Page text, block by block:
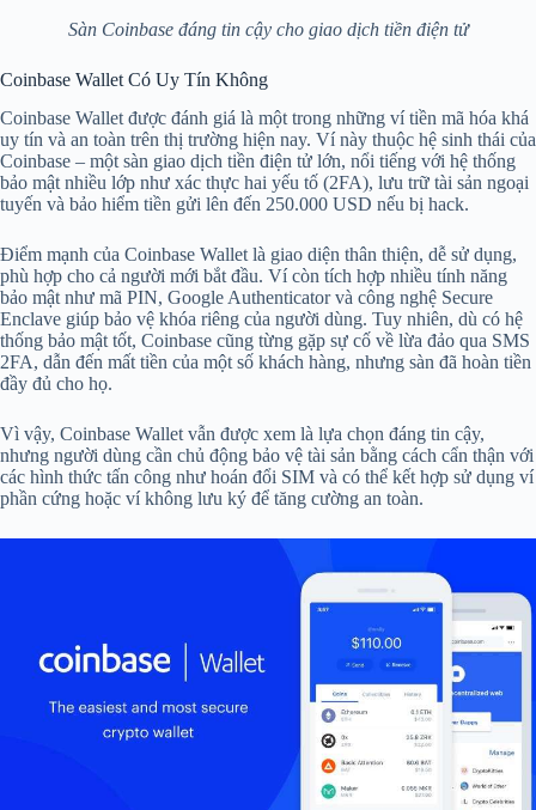
Sàn Coinbase đáng tin cậy cho giao dịch tiền điện tử
Coinbase Wallet Có Uy Tín Không
Coinbase Wallet được đánh giá là một trong những ví tiền mã hóa khá
uy tín và an toàn trên thị trường hiện nay. Ví này thuộc hệ sinh thái của
Coinbase – một sàn giao dịch tiền điện tử lớn, nổi tiếng với hệ thống
bảo mật nhiều lớp như xác thực hai yếu tố (2FA), lưu trữ tài sản ngoại
tuyến và bảo hiểm tiền gửi lên đến 250.000 USD nếu bị hack.
Điểm mạnh của Coinbase Wallet là giao diện thân thiện, dễ sử dụng,
phù hợp cho cả người mới bắt đầu. Ví còn tích hợp nhiều tính năng
bảo mật như mã PIN, Google Authenticator và công nghệ Secure
Enclave giúp bảo vệ khóa riêng của người dùng. Tuy nhiên, dù có hệ
thống bảo mật tốt, Coinbase cũng từng gặp sự cố về lừa đảo qua SMS
2FA, dẫn đến mất tiền của một số khách hàng, nhưng sàn đã hoàn tiền
đầy đủ cho họ.
Vì vậy, Coinbase Wallet vẫn được xem là lựa chọn đáng tin cậy,
nhưng người dùng cần chủ động bảo vệ tài sản bằng cách cẩn thận với
các hình thức tấn công như hoán đổi SIM và có thể kết hợp sử dụng ví
phần cứng hoặc ví không lưu ký để tăng cường an toàn.